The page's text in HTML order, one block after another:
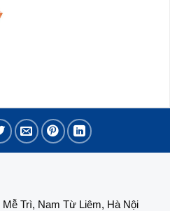
Mễ Trì, Nam Từ Liêm, Hà Nội